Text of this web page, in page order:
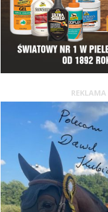
REKLAMA